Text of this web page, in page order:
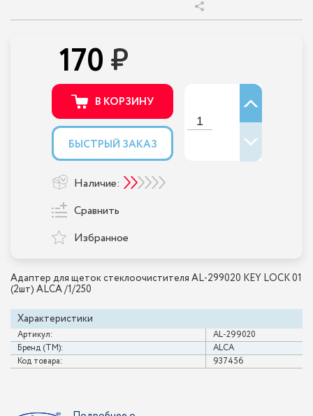
Адаптер для щеток стеклоочистителя AL-299020 KEY LOCK 01
(2шт) ALCA /1/250
Характеристики
Артикул:
AL-299020
Бренд (ТМ):
ALCA
Код товара:
937456
170
В КОРЗИНУ
БЫСТРЫЙ ЗАКАЗ
Наличие:
Сравнить
Избранное